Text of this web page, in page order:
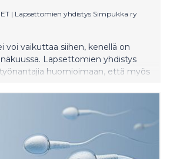
| Lapsettomien yhdistys Simpukka ry
voi vaikuttaa siihen, kenellä on
Lapsettomien yhdistys
huomioimaan, että myös
ja suosituimpiin loma-aikoihin.
aika voi täyttyä kuormittavista
ja velvollisuuksista.